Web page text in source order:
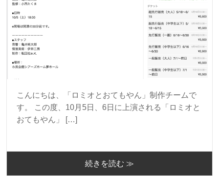
こんにちは、「ロミオとおてもやん」制作チームで
す。 この度、10月5日、6日に上演される「ロミオと
おてもやん」 […]
続きを読む ≫